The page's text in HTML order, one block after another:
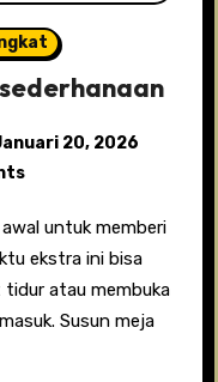
20, 2026
ekstra ini bisa
atau membuka
Susun meja